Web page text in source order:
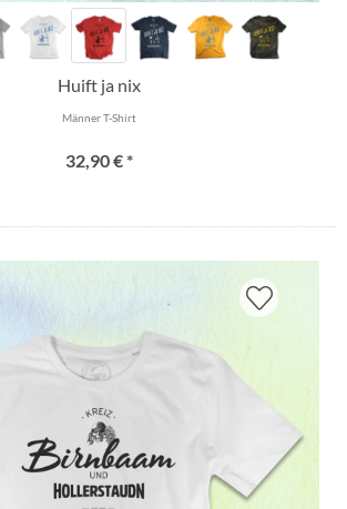
Huift ja nix
Männer T-Shirt
32,90 € *